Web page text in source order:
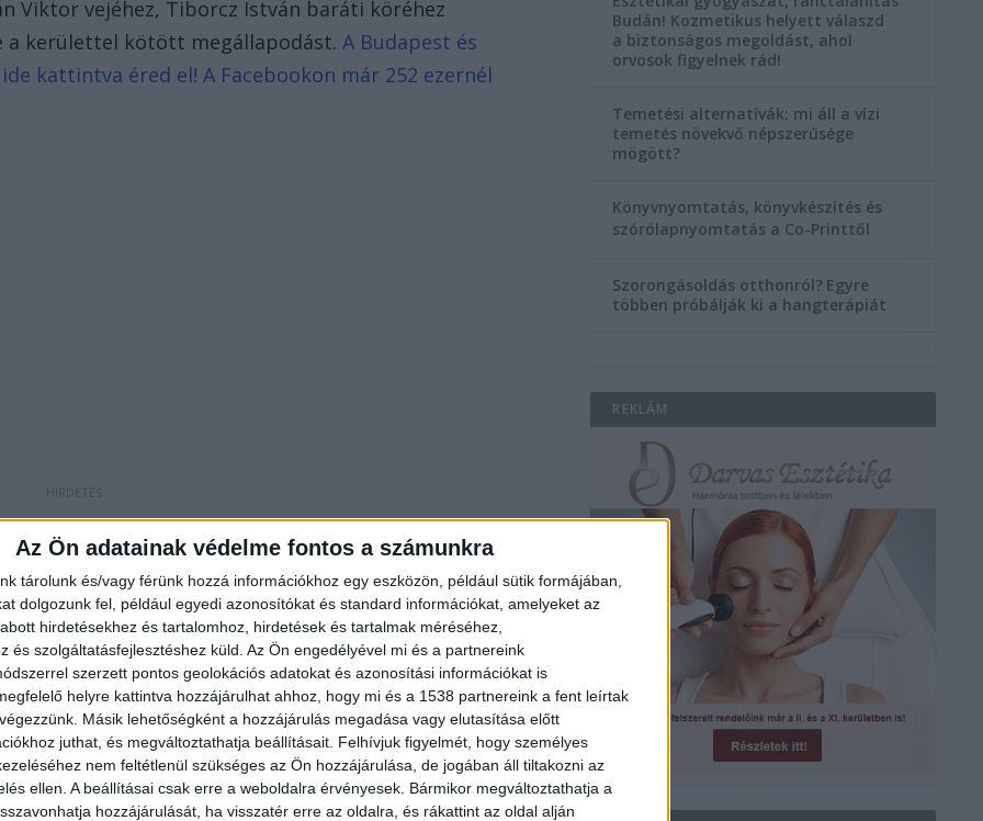
Az Ön adatainak védelme fontos a számunkra
tárolunk és/vagy férünk hozzá információkhoz egy eszközön, például sütik formájában,
dolgozunk fel, például egyedi azonosítókat és standard információkat, amelyeket az
hirdetésekhez és tartalomhoz, hirdetések és tartalmak méréséhez,
és szolgáltatásfejlesztéshez küld. Az Ön engedélyével mi és a partnereink
szerzett pontos geolokációs adatokat és azonosítási információkat is
helyre kattintva hozzájárulhat ahhoz, hogy mi és a 1538 partnereink a fent leírtak
Másik lehetőségként a hozzájárulás megadása vagy elutasítása előtt
juthat, és megváltoztathatja beállításait. Felhívjuk figyelmét, hogy személyes
nem feltétlenül szükséges az Ön hozzájárulása, de jogában áll tiltakozni az
ellen. A beállításai csak erre a weboldalra érvényesek. Bármikor megváltoztathatja a
hozzájárulását, ha visszatér erre az oldalra, és rákattint az oldal alján
Viktor vejéhez, Tiborcz István baráti köréhez
a kerülettel kötött megállapodást.A Budapest és
kattintva éred el! A Facebookon már 252 ezernél
amikor az egykori MSZP-s kerületi
Orbán Viktor vejéhez köthető projektet a
csaknem 3 milliárd forint értékű közösségi
a zuglóiak számára. Ehhez azonban
ettől azonban – a polgármester állítása
Budán! Kozmetikus helyett válaszd
a biztonságos megoldást, ahol
orvosok figyelnek rád!
Temetési alternatívák: mi áll a vízi
temetés növekvő népszerűsége
mögött?
Könyvnyomtatás, könyvkészítés és
szórólapnyomtatás a Co-Printtől
Szorongásoldás otthonról? Egyre
többen próbálják ki a hangterápiát
REKLÁM